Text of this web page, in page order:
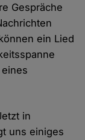
Gespräche
ein Lied
in
uns einiges